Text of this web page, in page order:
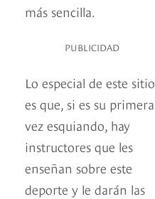
más sencilla.
PUBLICIDAD
Lo especial de este sitio
es que, si es su primera
vez esquiando, hay
instructores que les
enseñan sobre este
deporte y le darán las